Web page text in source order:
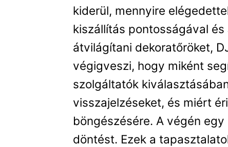
kiderül, mennyire
kiszállítás pontosságával
átvilágítani dekoratőröket,
végigveszi, hogy miként
szolgáltatók
visszajelzéseket, és miért
böngészésére. A végén
döntést. Ezek a